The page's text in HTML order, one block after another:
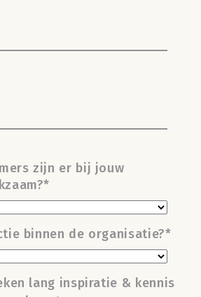
zijn er bij jouw
*
binnen de organisatie?*